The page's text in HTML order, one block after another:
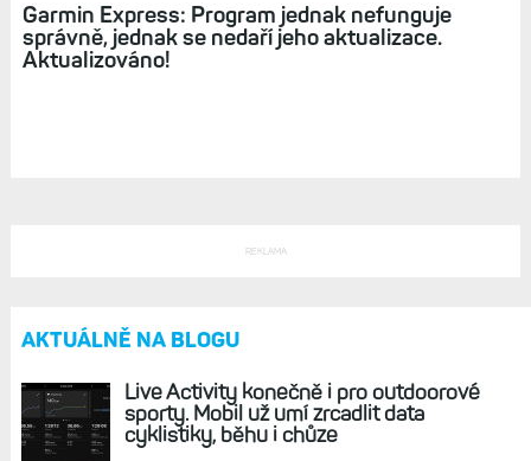
Garmin Express: Program jednak nefunguje
správně, jednak se nedaří jeho aktualizace.
Aktualizováno!
REKLAMA
AKTUÁLNĚ NA BLOGU
Live Activity konečně i pro outdoorové
sporty. Mobil už umí zrcadlit data
cyklistiky, běhu i chůze